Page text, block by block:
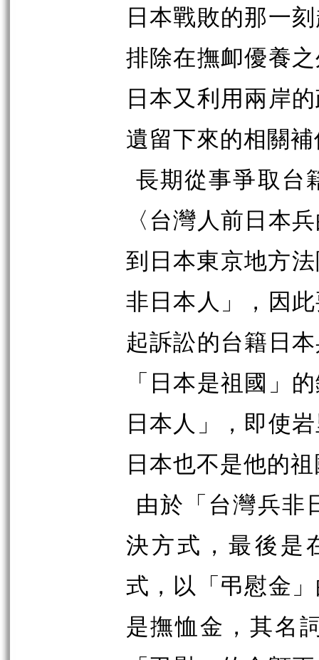
日本戰敗的那一
排除在撫卹優養
日本又利用兩岸
遺留下來的相關
長期從事爭取台
〈台灣人前日本
到日本東京地方
非日本人」，因
起訴訟的台籍日
「日本是祖國」
日本人」，即使
日本也不是他的
由於「台灣兵非
決方式，最後是
式，以「弔慰金
是撫恤金，其名